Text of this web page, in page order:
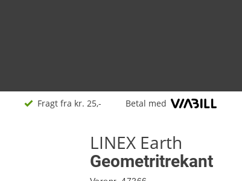
Fragt fra kr. 25,- Betal med
LINEX Earth
Geometritrekant